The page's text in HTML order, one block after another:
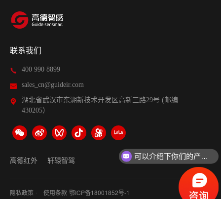
联系我们
400 990 8899
sales_cn@guideir.com
湖北省武汉市东湖新技术开发区高新三路29号 (邮编
430205）
高德红外 轩辕智驾
隐私政策 使用条款 鄂ICP备18001852号-1 网站地图
可以介绍下你们的产品么？